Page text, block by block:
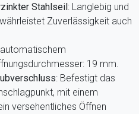
Stahlseil: Langlebig und
Zuverlässigkeit auch
19 mm.
: Befestigt das
mit einem
versehentliches Öffnen